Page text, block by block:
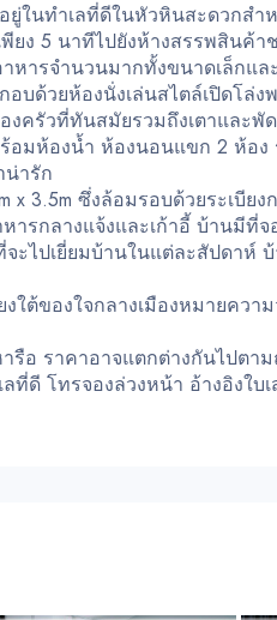
ยู่ในทำเลที่ดีในหัวหินสะดวกส
ยง 5 นาทีไปยังห้างสรรพสินค้
หารจำนวนมากทั้งขนาดเล็กแ
บด้วยห้องนั่งเล่นสไตล์เปิดโล่
ครัวที่ทันสมัยรวมถึงเตาและพั
มห้องน้ำ ห้องนอนแขก 2 ห้อง
น่ารัก
3.5m ซึ่งล้อมรอบด้วยระเบีย
ารกลางแจ้งและเก้าอี้ บ้านมีที่
ะไปเยี่ยมบ้านในแต่ละสัปดาห์
ใต้ของใจกลางเมืองหมายควา
รือ ราคาอาจแตกต่างกันไปตา
ดี โทรจองล่วงหน้า อ้างอิงใบ